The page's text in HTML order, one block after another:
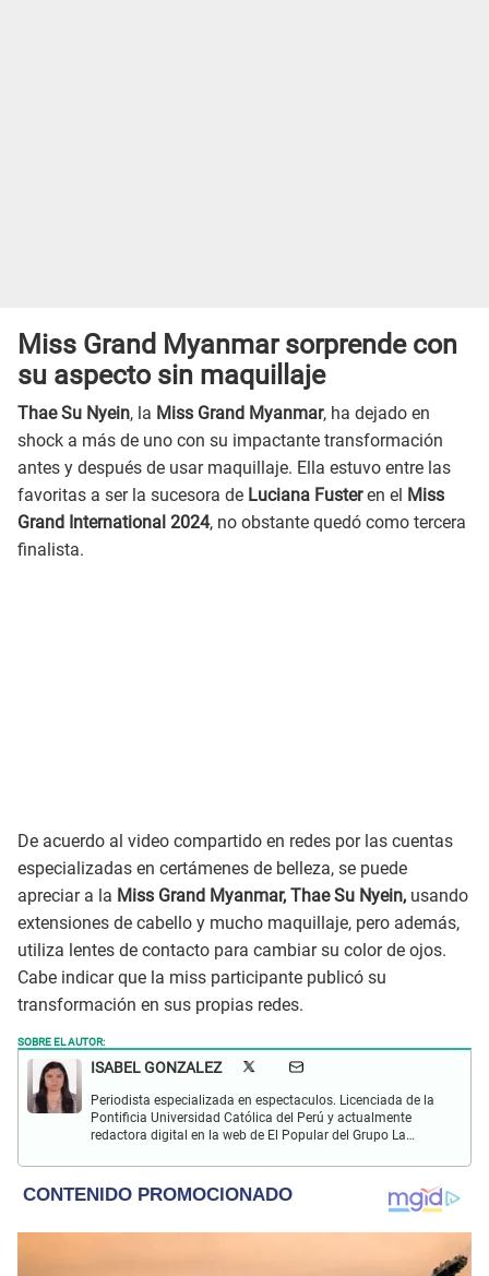
Miss Grand Myanmar sorprende con
su aspecto sin maquillaje
Thae Su Nyein, la Miss Grand Myanmar, ha dejado en
shock a más de uno con su impactante transformación
antes y después de usar maquillaje. Ella estuvo entre las
favoritas a ser la sucesora de Luciana Fusteren el Miss
Grand International 2024, no obstante quedó como tercera
finalista.
De acuerdo al video compartido en redes por las cuentas
especializadas en certámenes de belleza, se puede
apreciar a la Miss Grand Myanmar, Thae Su Nyein, usando
extensiones de cabello y mucho maquillaje, pero además,
utiliza lentes de contacto para cambiar su color de ojos.
Cabe indicar que la miss participante publicó su
transformación en sus propias redes.
SOBRE EL AUTOR:
ISABEL GONZALEZ
Periodista especializada en espectaculos. Licenciada de la
Pontificia Universidad Católica del Perú y actualmente
redactora digital en la web de El Popular del Grupo La
sociales y nuevas tecnologías.